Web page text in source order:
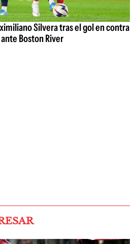
Silvera tras el gol en contra
Boston River